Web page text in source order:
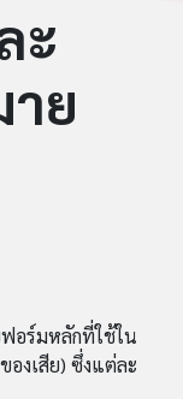
ะ
ย
อร์มหลักที่ใช้ใน
องเสีย) ซึ่งแต่ละ